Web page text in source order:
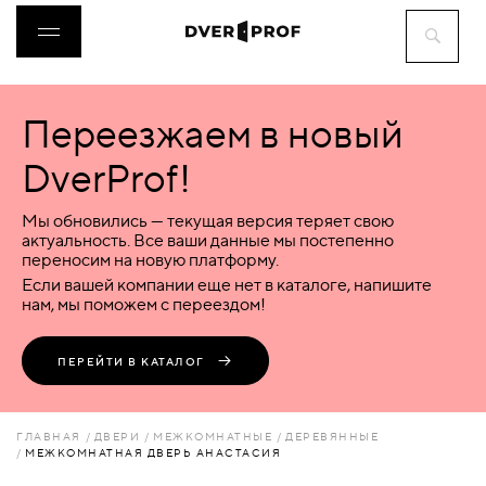
ДВЕРИ
ФУРНИТУРА
ВОРОТА
ПЕРЕГОРОДКИ
Переезжаем в новый
DverProf!
Мы обновились — текущая версия теряет свою
актуальность. Все ваши данные мы постепенно
переносим на новую платформу.
Если вашей компании еще нет в каталоге, напишите
нам, мы поможем с переездом!
ПЕРЕЙТИ В КАТАЛОГ
ГЛАВНАЯ ДВЕРИ МЕЖКОМНАТНЫЕ
ДЕРЕВЯННЫЕ
МЕЖКОМНАТНАЯ ДВЕРЬ АНАСТАСИЯ